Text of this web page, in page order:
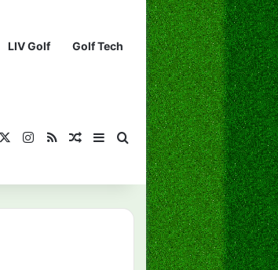
LIV Golf Golf Tech
Instagram
RSS ¡Muéstrame un artículo
Barra lateral
Buscar...